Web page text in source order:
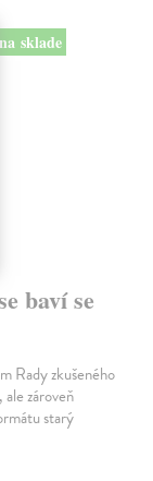
na sklade
baví se
Rady zkušeného
zároveň
starý